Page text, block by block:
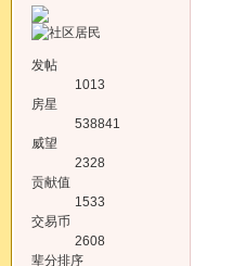
发帖
1013
房星
538841
威望
2328
贡献值
1533
交易币
2608
辈分排序